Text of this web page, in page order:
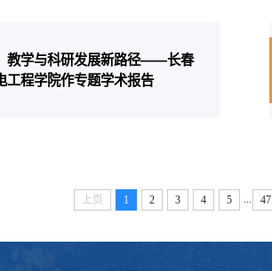
教学与科研发展新路径——长春
工程学院作专题学术报告
上页 1 2 3 4 5 ... 47